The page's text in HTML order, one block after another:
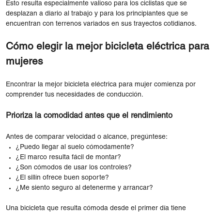
Esto resulta especialmente valioso para los ciclistas que se
desplazan a diario al trabajo y para los principiantes que se
encuentran con terrenos variados en sus trayectos cotidianos.
Cómo elegir la mejor bicicleta eléctrica para
mujeres
Encontrar la mejor bicicleta eléctrica para mujer comienza por
comprender tus necesidades de conducción.
Prioriza la comodidad antes que el rendimiento
Antes de comparar velocidad o alcance, pregúntese:
¿Puedo llegar al suelo cómodamente?
¿El marco resulta fácil de montar?
¿Son cómodos de usar los controles?
¿El sillín ofrece buen soporte?
¿Me siento seguro al detenerme y arrancar?
Una bicicleta que resulta cómoda desde el primer día tiene